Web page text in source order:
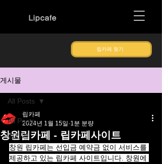
Lipcafe
립카페 찾기
게시물
All Posts
립카페
All Posts
창원립카페 - 립카페사이트
립카페
2024년 1월 15일 1분 분량
창원 립카페는 선입금 예약금 없이 서비스를
제공하고 있는 립카페 사이트입니다. 창원에